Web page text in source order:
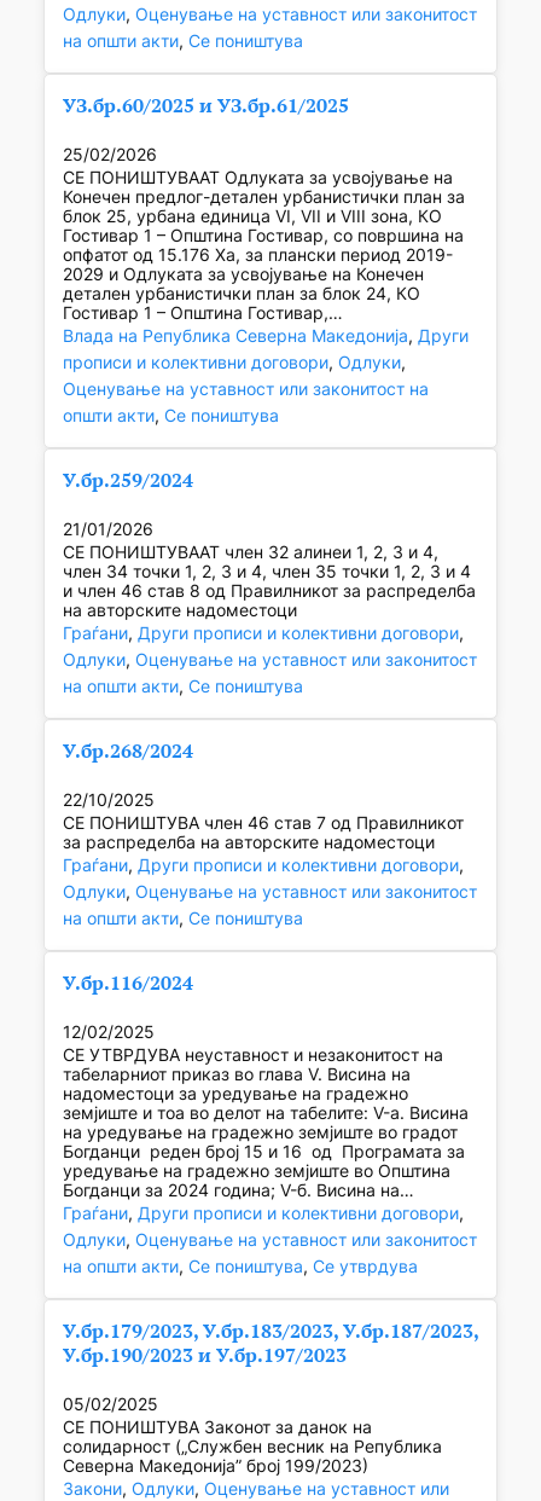
Одлуки, Оценување на уставност или законитост
на општи акти, Се поништува
УЗ.бр.60/2025 и УЗ.бр.61/2025
25/02/2026
СЕ ПОНИШТУВААТ Одлуката за усвојување на
Конечен предлог-детален урбанистички план за
блок 25, урбана единица VI, VII и VIII зона, КО
Гостивар 1 – Општина Гостивар, со површина на
опфатот од 15.176 Ха, за плански период 2019-
2029 и Одлуката за усвојување на Конечен
детален урбанистички план за блок 24, КО
Гостивар 1 – Општина Гостивар,…
Влада на Република Северна Македонија, Други
прописи и колективни договори, Одлуки
Оценување на уставност или законитост на
општи акти, Се поништува
У.бр.259/2024
21/01/2026
СЕ ПОНИШТУВААТ член 32 алинеи 1, 2, 3 и 4,
член 34 точки 1, 2, 3 и 4, член 35 точки 1, 2, 3 и 4
и член 46 став 8 од Правилникот за распределба
на авторските надоместоци
Граѓани, Други прописи и колективни договори
Одлуки, Оценување на уставност или законитост
на општи акти, Се поништува
У.бр.268/2024
22/10/2025
СЕ ПОНИШТУВА член 46 став 7 од Правилникот
за распределба на авторските надоместоци
Граѓани, Други прописи и колективни договори
Одлуки, Оценување на уставност или законитост
на општи акти, Се поништува
У.бр.116/2024
12/02/2025
СЕ УТВРДУВА неуставност и незаконитост на
табеларниот приказ во глава V. Висина на
надоместоци за уредување на градежно
земјиште и тоа во делот на табелите: V-а. Висина
на уредување на градежно земјиште во градот
Богданци реден број 15 и 16 од Програмата за
уредување на градежно земјиште во Општина
Богданци за 2024 година; V-б. Висина на…
Граѓани, Други прописи и колективни договори
Одлуки, Оценување на уставност или законитост
на општи акти, Се поништува, Се утврдува
У.бр.179/2023, У.бр.183/2023, У.бр.187/2023,
У.бр.190/2023 и У.бр.197/2023
05/02/2025
СЕ ПОНИШТУВА Законот за данок на
солидарност („Службен весник на Република
Северна Македонија” број 199/2023)
Закони, Одлуки, Оценување на уставност или